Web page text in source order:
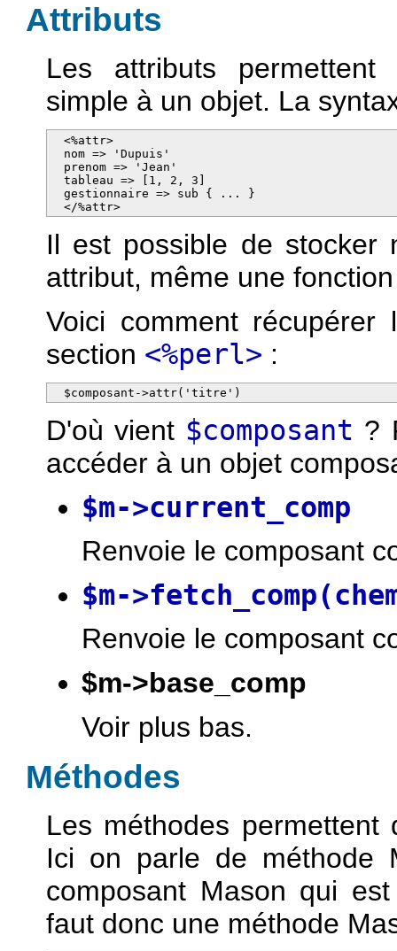
Attributs
Les attributs permettent
simple à un objet. La
  <%attr>
  nom => 'Dupuis'
  prenom => 'Jean'
  tableau => [1, 2, 3]
  gestionnaire => sub { ... }
  </%attr>
Il est possible de stocker
attribut, même une
Voici comment
section <%perl> :
  $composant->attr('titre')
D'où vient $composant ?
accéder à un objet
$m->current_comp
Renvoie le composant
$m-
Renvoie le composant
$m->base_comp
Voir plus bas.
Méthodes
Les méthodes
Ici on parle de méthode
composant Mason qui
faut donc une méthode